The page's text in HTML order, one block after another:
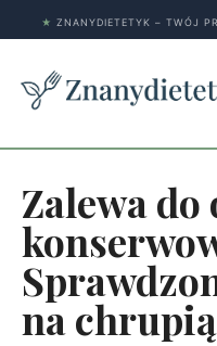
★ ZNANYDIETETYK – TWÓJ
Zalewa
na